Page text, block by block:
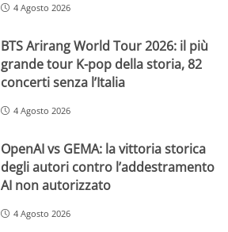
4 Agosto 2026
BTS Arirang World Tour 2026: il più
grande tour K-pop della storia, 82
concerti senza l’Italia
4 Agosto 2026
OpenAI vs GEMA: la vittoria storica
degli autori contro l’addestramento
AI non autorizzato
4 Agosto 2026